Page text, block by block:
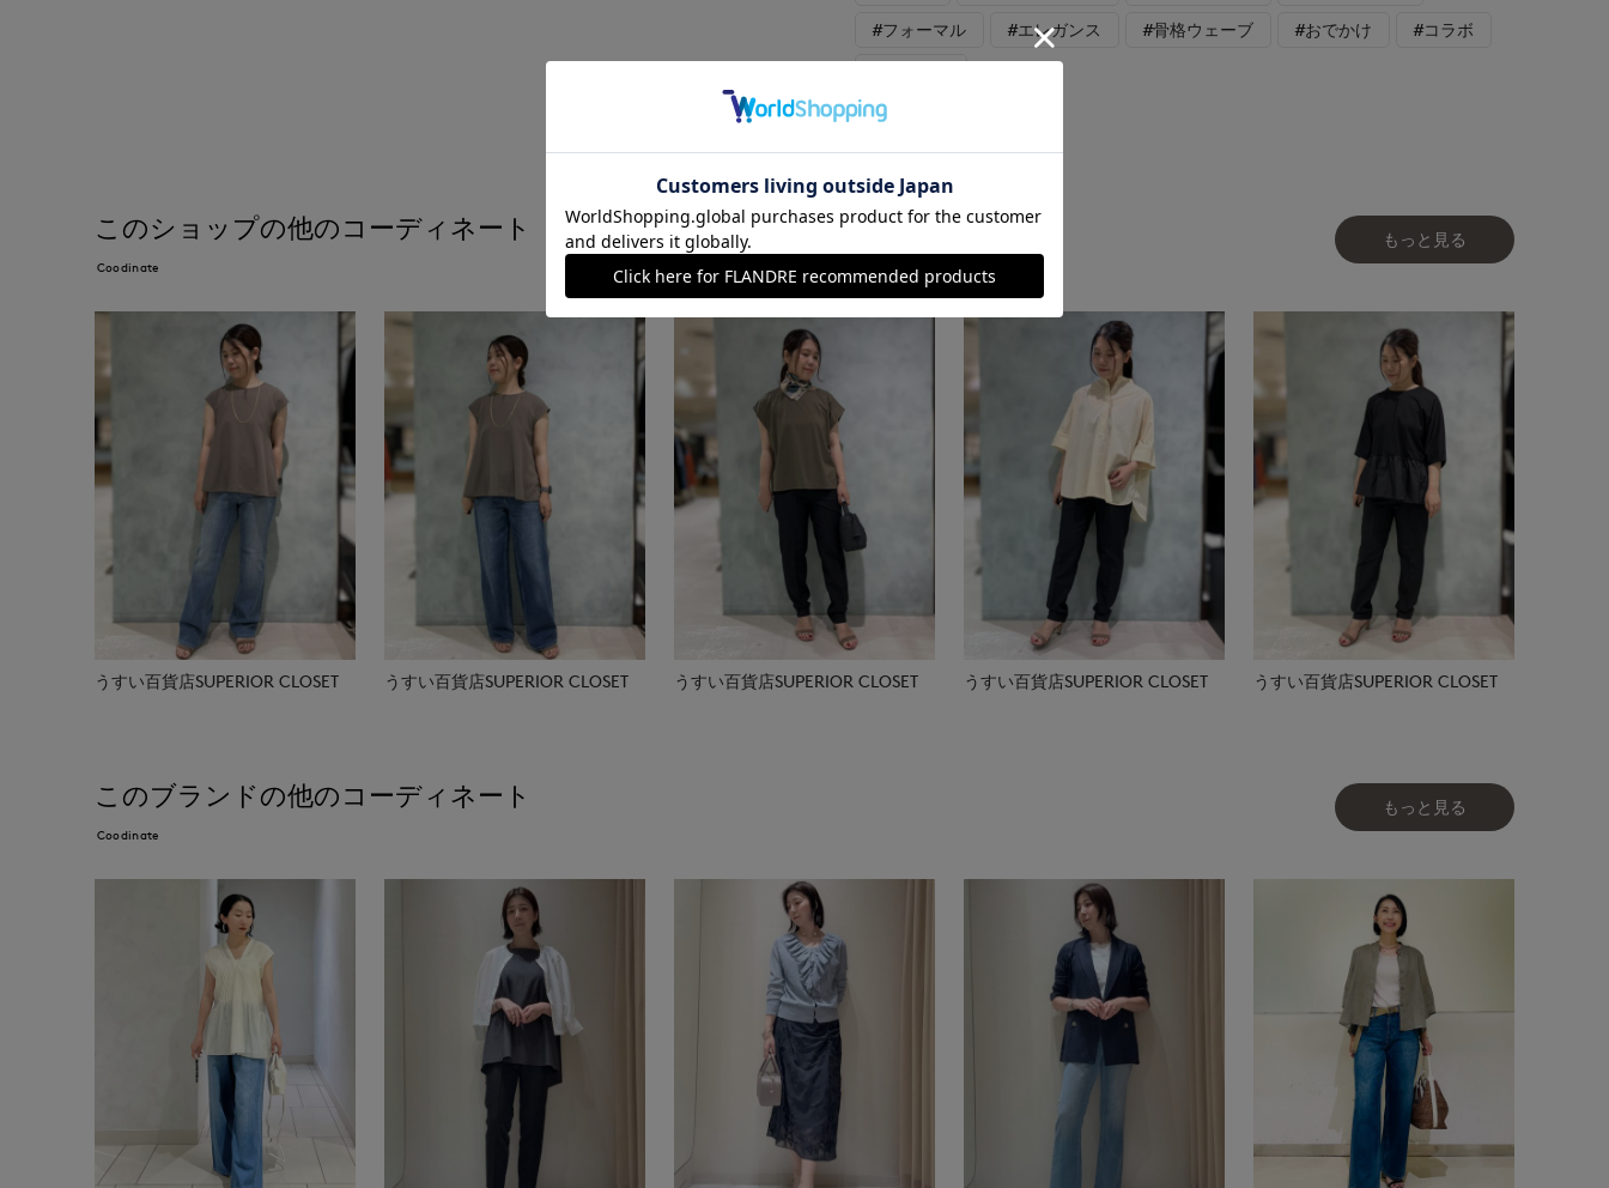
#フォーマル #エレガンス #骨格ウェーブ #おでかけ #コラボ
このショップの他のコーディネート
Coodinate
もっと見る
うすい百貨店SUPERIOR CLOSET うすい百貨店SUPERIOR CLOSET うすい百貨店SUPERIOR CLOSET うすい百貨店SUPERIOR CLOSET うすい百貨店SUPERIOR CLOSET
このブランドの他のコーディネート
Coodinate
もっと見る